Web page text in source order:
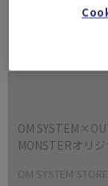
OM
MONSTERオリ
OM SYSTEM